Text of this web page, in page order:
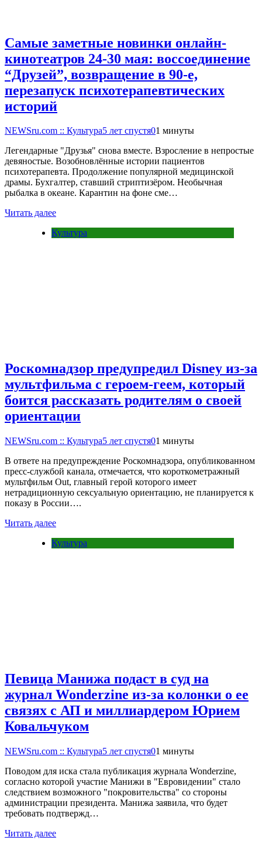
Самые заметные новинки онлайн-
кинотеатров 24-30 мая: воссоединение
“Друзей”, возвращение в 90-е,
перезапуск психотерапевтических
историй
NEWSru.com :: Культура5 лет спустя01 минуты
Легендарные "Друзья" снова вместе. Взросление в непростые
девяностые. Возобновлённые истории пациентов
психотерапевта. Продолжение популярной медицинской
драмы. Бухгалтер, ставший стриптизёром. Необычная
рыбалка в океане. Карантин на фоне сме…
Читать далее
Культура
Роскомнадзор предупредил Disney из-за
мультфильма c героем-геем, который
боится рассказать родителям о своей
ориентации
NEWSru.com :: Культура5 лет спустя01 минуты
В ответе на предупреждение Роскомнадзора, опубликованном
пресс-службой канала, отмечается, что короткометражный
мультфильм Out, главный герой которого имеет
нетрадиционную сексуальную ориентацию, не планируется к
показу в России….
Читать далее
Культура
Певица Манижа подаст в суд на
журнал Wonderzine из-за колонки о ее
связях с АП и миллиардером Юрием
Ковальчуком
NEWSru.com :: Культура5 лет спустя01 минуты
Поводом для иска стала публикация журнала Wonderzine,
согласно которой участие Манижи в "Евровидении" стало
следствием возможного "покровительства" со стороны
администрации президента. Манижа заявила, что будет
требовать подтвержд…
Читать далее